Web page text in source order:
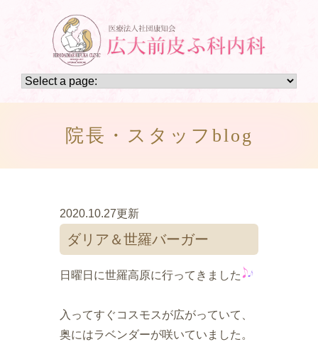
院長・スタッフblog
2020.10.27更新
ダリア＆世羅バーガー
日曜日に世羅高原に行ってきました
入ってすぐコスモスが広がっていて、
奥にはラベンダーが咲いていました。